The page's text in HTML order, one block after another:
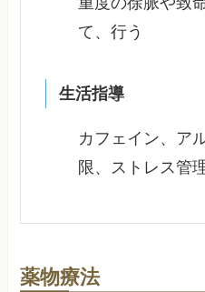
て、行う
生活指導
カフェイン、ア
限、ストレス管
薬物療法